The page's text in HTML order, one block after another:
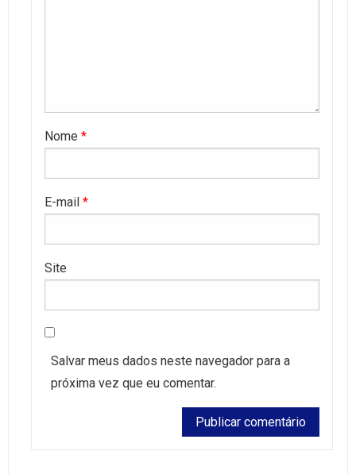
Nome *
E-mail *
Site
Salvar meus dados neste navegador para a
próxima vez que eu comentar.